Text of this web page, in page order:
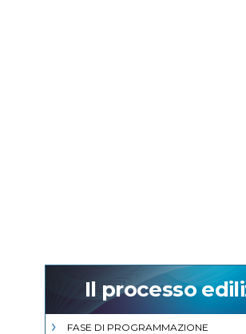
Il processo
FASE DI PROGRAMMAZIONE